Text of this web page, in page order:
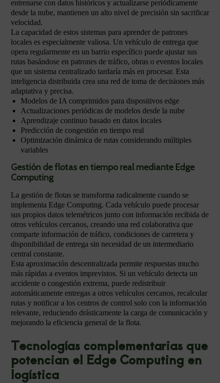
entrenarse con datos históricos y actualizarse periódicamente
desde la nube, mantienen un alto nivel de precisión sin sacrificar
velocidad.
La capacidad de estos sistemas para aprender de patrones
locales es especialmente valiosa. Un vehículo de entrega que
opera regularmente en un barrio específico puede ajustar sus
rutas basándose en patrones de tráfico, obras o eventos locales
que un sistema centralizado tardaría más en procesar. Esta
inteligencia distribuida crea una red de toma de decisiones más
adaptativa y precisa.
Modelos de IA comprimidos para dispositivos edge
Actualizaciones periódicas de modelos desde la nube
Aprendizaje continuo basado en datos locales
Predicción de congestión en tiempo real
Optimización dinámica de rutas considerando múltiples
variables
Gestión de flotas en tiempo real mediante Edge
Computing
La gestión de flotas se transforma radicalmente cuando se
implementa Edge Computing. Cada vehículo puede procesar
sus propios datos telemétricos junto con información recibida de
otros vehículos cercanos, creando una red colaborativa que
comparte información de tráfico, condiciones de carretera y
disponibilidad de entrega sin necesidad de un intermediario
central constante.
Esta aproximación descentralizada permite respuestas mucho
más rápidas a eventos imprevistos. Si un vehículo detecta un
accidente o congestión extrema, puede redistribuir
automáticamente entregas a otros vehículos cercanos, recalcular
rutas y notificar a los centros de control solo con la información
relevante, reduciendo drásticamente la carga de comunicación y
mejorando la eficiencia general de la flota.
Tecnologías complementarias que
potencian el Edge Computing en
logística